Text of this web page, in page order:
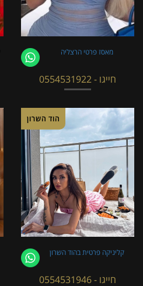
מאסז פרטי הרצליה
חייגו - 0554531922
הוד השרון
קליניקה פרטית בהוד השרון
חייגו - 0554531946